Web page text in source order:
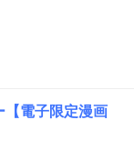
【電子限定漫画